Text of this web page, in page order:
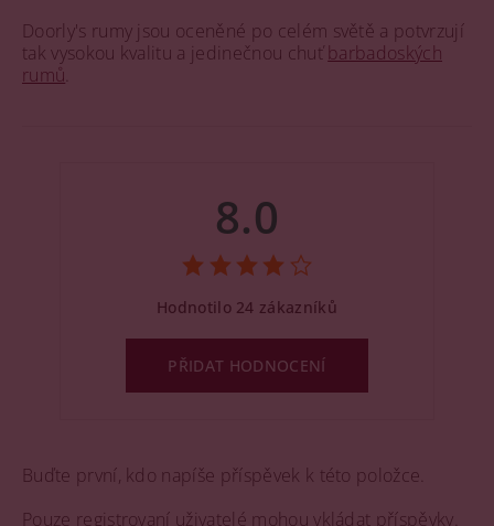
Doorly's rumy jsou oceněné po celém světě a potvrzují
tak vysokou kvalitu a jedinečnou chuť barbadoských
rumů
Buďte první, kdo napíše příspěvek k této položce.
Pouze registrovaní uživatelé mohou vkládat příspěvky.
8.0
Hodnotilo 24 zákazníků
PŘIDAT HODNOCENÍ